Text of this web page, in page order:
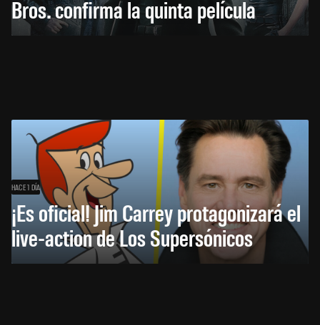
Bros. confirma la quinta película
HACE 1 DÍA
¡Es oficial! Jim Carrey protagonizará el
live-action de Los Supersónicos